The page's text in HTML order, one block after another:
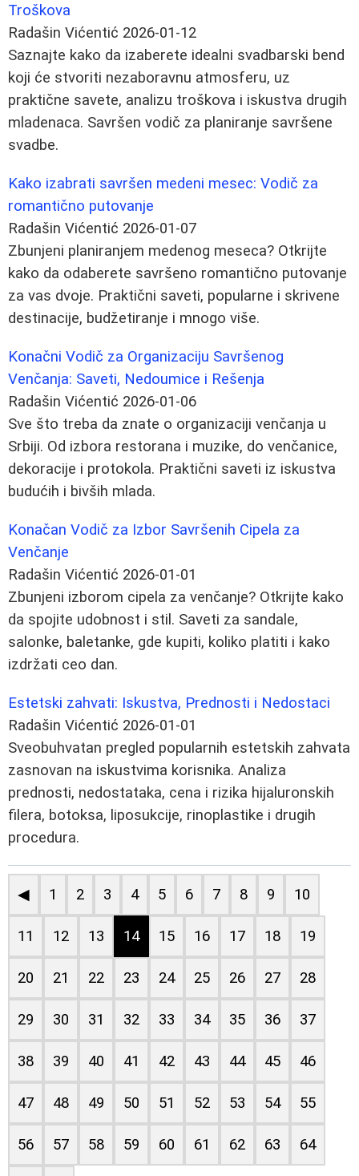
Troškova
Radašin Vićentić 2026-01-12
Saznajte kako da izaberete idealni svadbarski bend
koji će stvoriti nezaboravnu atmosferu, uz
praktične savete, analizu troškova i iskustva drugih
mladenaca. Savršen vodič za planiranje savršene
svadbe.
Kako izabrati savršen medeni mesec: Vodič za
romantično putovanje
Radašin Vićentić 2026-01-07
Zbunjeni planiranjem medenog meseca? Otkrijte
kako da odaberete savršeno romantično putovanje
za vas dvoje. Praktični saveti, popularne i skrivene
destinacije, budžetiranje i mnogo više.
Konačni Vodič za Organizaciju Savršenog
Venčanja: Saveti, Nedoumice i Rešenja
Radašin Vićentić 2026-01-06
Sve što treba da znate o organizaciji venčanja u
Srbiji. Od izbora restorana i muzike, do venčanice,
dekoracije i protokola. Praktični saveti iz iskustva
budućih i bivših mlada.
Konačan Vodič za Izbor Savršenih Cipela za
Venčanje
Radašin Vićentić 2026-01-01
Zbunjeni izborom cipela za venčanje? Otkrijte kako
da spojite udobnost i stil. Saveti za sandale,
salonke, baletanke, gde kupiti, koliko platiti i kako
izdržati ceo dan.
Estetski zahvati: Iskustva, Prednosti i Nedostaci
Radašin Vićentić 2026-01-01
Sveobuhvatan pregled popularnih estetskih zahvata
zasnovan na iskustvima korisnika. Analiza
prednosti, nedostataka, cena i rizika hijaluronskih
filera, botoksa, liposukcije, rinoplastike i drugih
procedura.
◀ 1 2 3 4 5 6 7 8 9 10
11 12 13 14 15 16 17 18 19
20 21 22 23 24 25 26 27 28
29 30 31 32 33 34 35 36 37
38 39 40 41 42 43 44 45 46
47 48 49 50 51 52 53 54 55
56 57 58 59 60 61 62 63 64